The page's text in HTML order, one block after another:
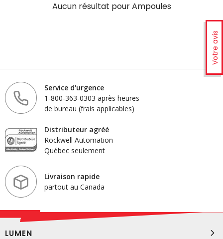
Votre avis
Aucun résultat pourAmpoules
Service d'urgence
1-800-363-0303 après heures
de bureau (frais applicables)
Distributeur agréé
Rockwell Automation
Québec seulement
Livraison rapide
partout au Canada
LUMEN